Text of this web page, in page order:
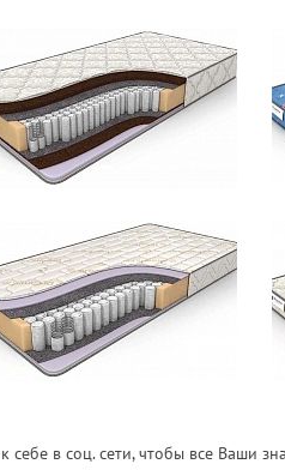
себе в соц. сети, чтобы все Ваши